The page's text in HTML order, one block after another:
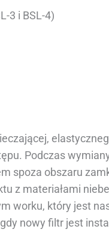
3 i BSL-4)
Podczas
spoza obszaru
z materiałami
worku, który jest
nowy filtr jest